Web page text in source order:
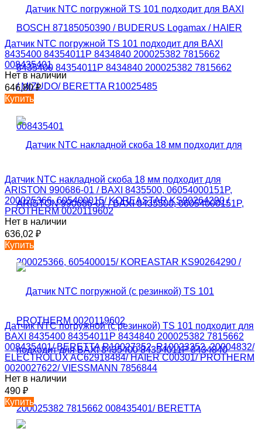
Датчик NTC погружной TS 101 подходит для BAXI
8435400 84354011P 8434840 200025382 7815662
008435401
Нет в наличии
646,80₽
Купить
Датчик NTC накладной скоба 18 мм подходит для
ARISTON 990686-01 / BAXI 8435500, 06054000151P,
200025366, 605400015/ KOREASTAR KS90264290 /
PROTHERM 0020119602
Нет в наличии
636,02 ₽
Купить
Датчик NTC погружной (с резинкой) TS 101 подходит для
BAXI 8435400 84354011P 8434840 200025382 7815662
008435401/ BERETTA R10027352, R10023352, 20004832/
ELECTROLUX AC62918484/ HAIER C00301/ PROTHERM
0020027622/ VIESSMANN 7856844
Нет в наличии
490 ₽
Купить